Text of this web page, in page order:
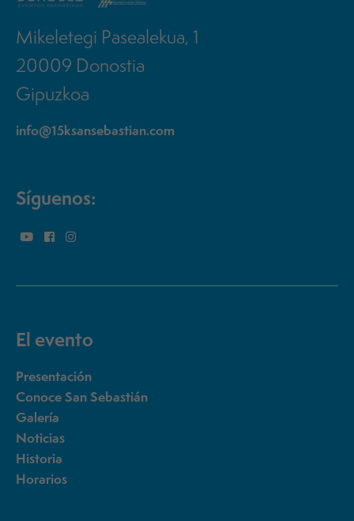
Mikeletegi Pasealekua, 1
20009 Donostia
Gipuzkoa
info@15ksansebastian.com
Síguenos:
El evento
Presentación
Conoce San Sebastián
Galería
Noticias
Historia
Horarios